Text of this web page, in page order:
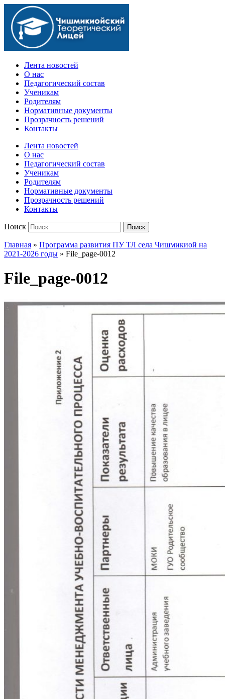
Официальный сайт учебного заведения
Лента новостей
О нас
Педагогический состав
Ученикам
Родителям
Нормативные документы
Прозрачность решений
Контакты
Лента новостей
О нас
Педагогический состав
Ученикам
Родителям
Нормативные документы
Прозрачность решений
Контакты
Поиск Поиск
Главная » Программа развития ПУ ТЛ села Чишмикиой на
2021-2026 годы » File_page-0012
File_page-0012